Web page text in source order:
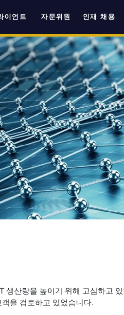
이언트 자문위원 인재 채용
생산량을 높이기 위해 고심하고
을 검토하고 있었습니다.